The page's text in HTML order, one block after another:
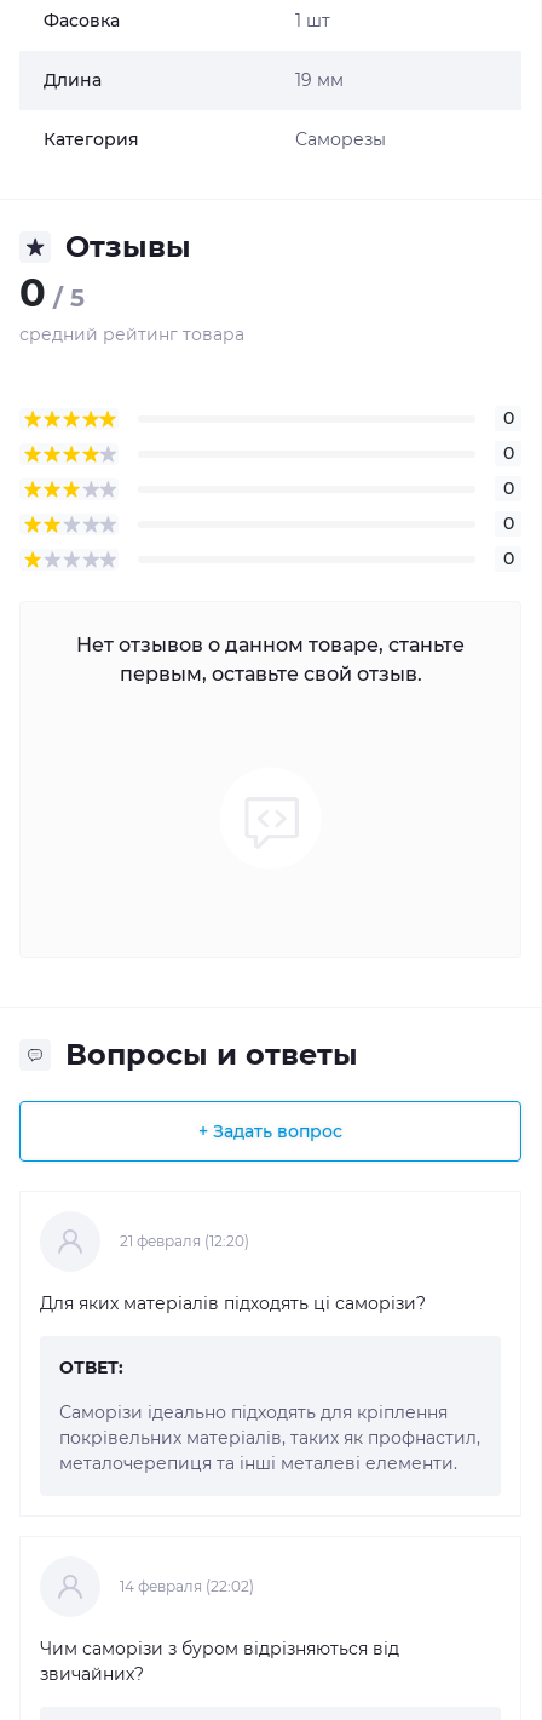
Фасовка 1 шт
Длина 19 мм
Категория Саморезы
Отзывы
0 / 5
средний рейтинг товара
0
0
0
0
0
Нет отзывов о данном товаре, станьте
первым, оставьте свой отзыв.
Вопросы и ответы
+ Задать вопрос
21 февраля (12:20)
Для яких матеріалів підходять ці саморізи?
ОТВЕТ:
Саморізи ідеально підходять для кріплення
покрівельних матеріалів, таких як профнастил,
металочерепиця та інші металеві елементи.
14 февраля (22:02)
Чим саморізи з буром відрізняються від
звичайних?